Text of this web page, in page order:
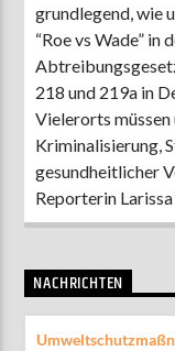
ZU HÖREN IN
grundlegend, wie
“Roe vs Wade” in
218 und 219a in
Vielerorts
Kriminalisierung,
gesundheitlicher
Reporterin
NACHRICHTEN